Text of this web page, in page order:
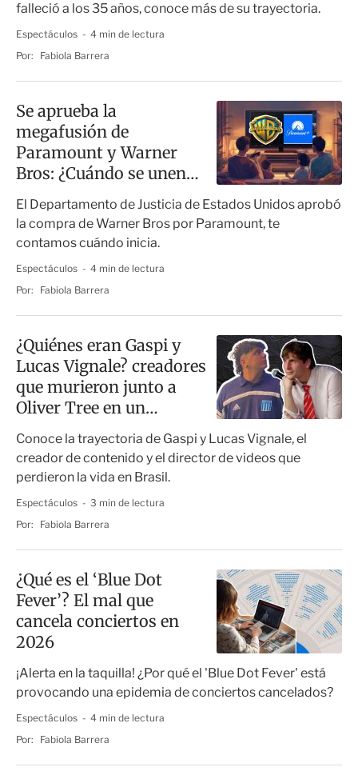
falleció a los 35 años, conoce más de su trayectoria.
Espectáculos
4 min de lectura
Por:
Fabiola Barrera
Se aprueba la
megafusión de
Paramount y Warner
Bros: ¿Cuándo se unen
tus series favoritas?
El Departamento de Justicia de Estados Unidos aprobó
la compra de Warner Bros por Paramount, te
contamos cuándo inicia.
Espectáculos
4 min de lectura
Por:
Fabiola Barrera
¿Quiénes eran Gaspi y
Lucas Vignale? creadores
que murieron junto a
Oliver Tree en un
accidente
Conoce la trayectoria de Gaspi y Lucas Vignale, el
creador de contenido y el director de videos que
perdieron la vida en Brasil.
Espectáculos
3 min de lectura
Por:
Fabiola Barrera
¿Qué es el ‘Blue Dot
Fever’? El mal que
cancela conciertos en
2026
¡Alerta en la taquilla! ¿Por qué el 'Blue Dot Fever' está
provocando una epidemia de conciertos cancelados?
Espectáculos
4 min de lectura
Por:
Fabiola Barrera